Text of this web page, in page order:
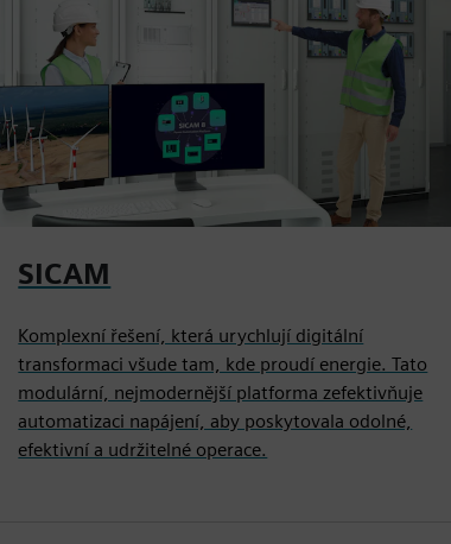
SICAM
Komplexní řešení, která urychlují digitální
transformaci všude tam, kde proudí energie. Tato
modulární, nejmodernější platforma zefektivňuje
automatizaci napájení, aby poskytovala odolné,
efektivní a udržitelné operace.